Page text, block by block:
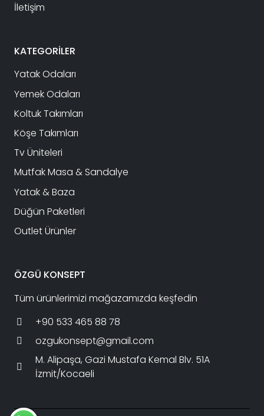
İletişim
KATEGORİLER
Yatak Odaları
Yemek Odaları
Koltuk Takımları
Köşe Takımları
Tv Üniteleri
Mutfak Masa & Sandalye
Yatak & Baza
Düğün Paketleri
Outlet Ürünler
ÖZGÜ KONSEPT
Tüm ürünlerimizi mağazamızda keşfedin
+90 533 465 88 78
ozgukonsept@gmail.com
M. Alipaşa, Gazi Mustafa Kemal Blv. 51A
İzmit/Kocaeli